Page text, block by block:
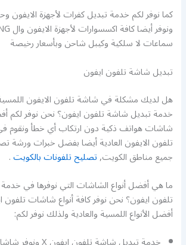
كما نوفر لكم خدمة تبديل كفرات لأجهزة الايفون
سماعات لا سلكية وكيبل شاحن وبأسعار رخيصة
تبديل شاشة تلفون ايفون
هل لديك مشكلة في شاشة تلفون الايفون
خدمة تبديل شاشة تلفون ايفون؟ نحن نوفر لكم
شاشات هواتف ذكية دون ارتكاب أي خطأ ونقوم
تلفون الايفون العادية أيضا بفضل خبرات ورشة
جميع مناطق الكويت,تصليح تلفونات بالكويت.
ما هي أفضل أنواع الشاشات التي نوفرها في
تلفون ايفون؟ نحن نوفر كافة أنواع شاشات تلفون
أفضل الأنواع اللمسية والعادية ولذلك نوفر لكم: